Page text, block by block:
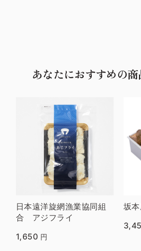
あなたにおすすめの
日本遠洋旋網漁業協同組
合 アジフライ
1,650 円
坂